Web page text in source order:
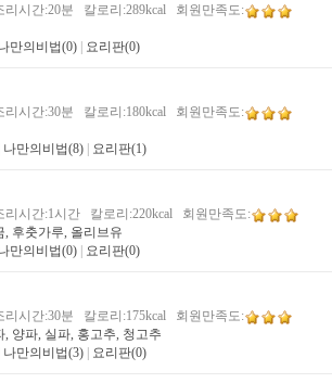
시간:20분 칼로리:289kcal 회원만족도:
만의비법(0) 요리판(0)
시간:30분 칼로리:180kcal 회원만족도:
나만의비법(8) 요리판(1)
시간:1시간 칼로리:220kcal 회원만족도:
, 후춧가루, 올리브유
만의비법(0) 요리판(0)
시간:30분 칼로리:175kcal 회원만족도:
, 양파, 실파, 홍고추, 청고추
나만의비법(3) 요리판(0)